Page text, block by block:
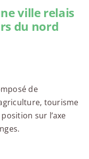
ville relais
du nord
de
tourisme
sur l’axe